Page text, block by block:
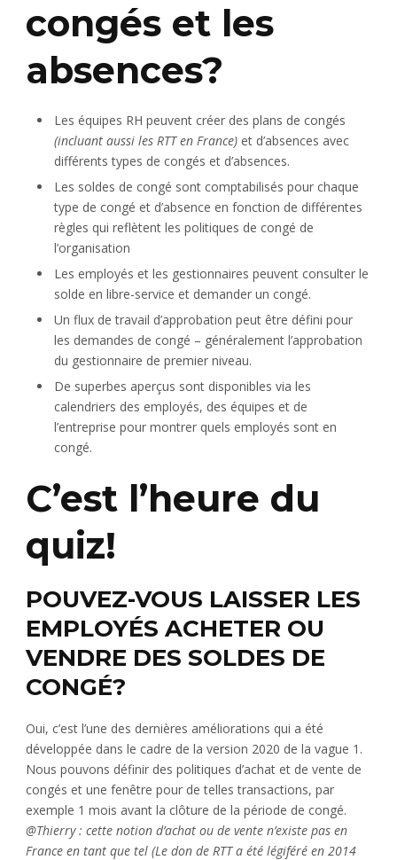
congés et les
absences?
Les équipes RH peuvent créer des plans de congés
(incluant aussi les RTT en France) et d’absences avec
différents types de congés et d’absences.
Les soldes de congé sont comptabilisés pour chaque
type de congé et d’absence en fonction de différentes
règles qui reflètent les politiques de congé de
l’organisation
Les employés et les gestionnaires peuvent consulter le
solde en libre-service et demander un congé.
Un flux de travail d’approbation peut être défini pour
les demandes de congé – généralement l’approbation
du gestionnaire de premier niveau.
De superbes aperçus sont disponibles via les
calendriers des employés, des équipes et de
l’entreprise pour montrer quels employés sont en
congé.
C’est l’heure du
quiz!
POUVEZ-VOUS LAISSER LES
EMPLOYÉS ACHETER OU
VENDRE DES SOLDES DE
CONGÉ?
Oui, c’est l’une des dernières améliorations qui a été
développée dans le cadre de la version 2020 de la vague 1.
Nous pouvons définir des politiques d’achat et de vente de
congés et une fenêtre pour de telles transactions, par
exemple 1 mois avant la clôture de la période de congé.
@Thierry : cette notion d’achat ou de vente n’existe pas en
France en tant que tel (Le don de RTT a été légiféré en 2014